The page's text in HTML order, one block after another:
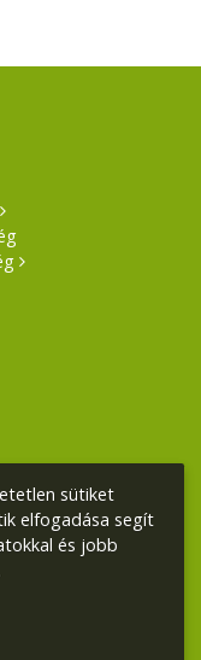
sütiket
elfogadása segít
és jobb